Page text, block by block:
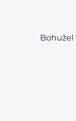
Bohužel